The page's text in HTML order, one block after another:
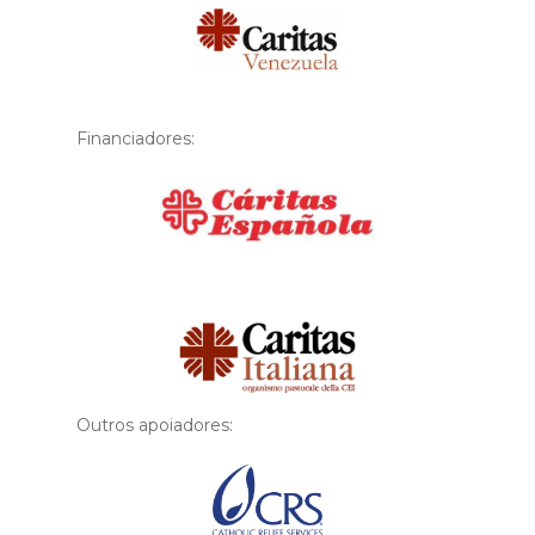
Financiadores:
Outros apoiadores: